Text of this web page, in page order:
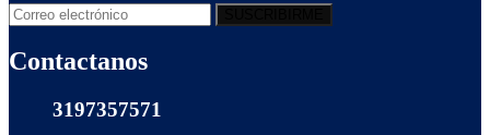
Contactanos
3197357571